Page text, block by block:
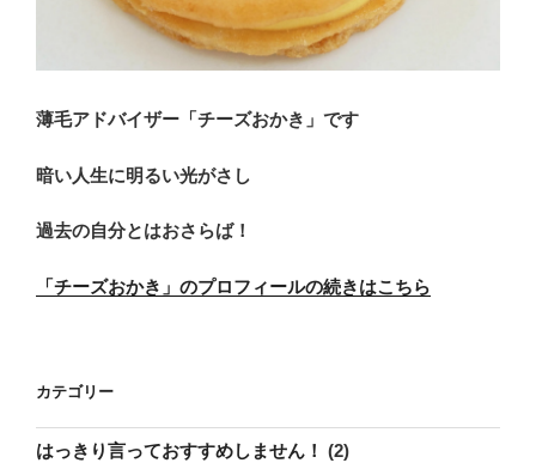
薄毛アドバイザー「チーズおかき」です
暗い人生に明るい光がさし
過去の自分とはおさらば！
「チーズおかき」のプロフィールの続きはこちら
カテゴリー
はっきり言っておすすめしません！ (2)